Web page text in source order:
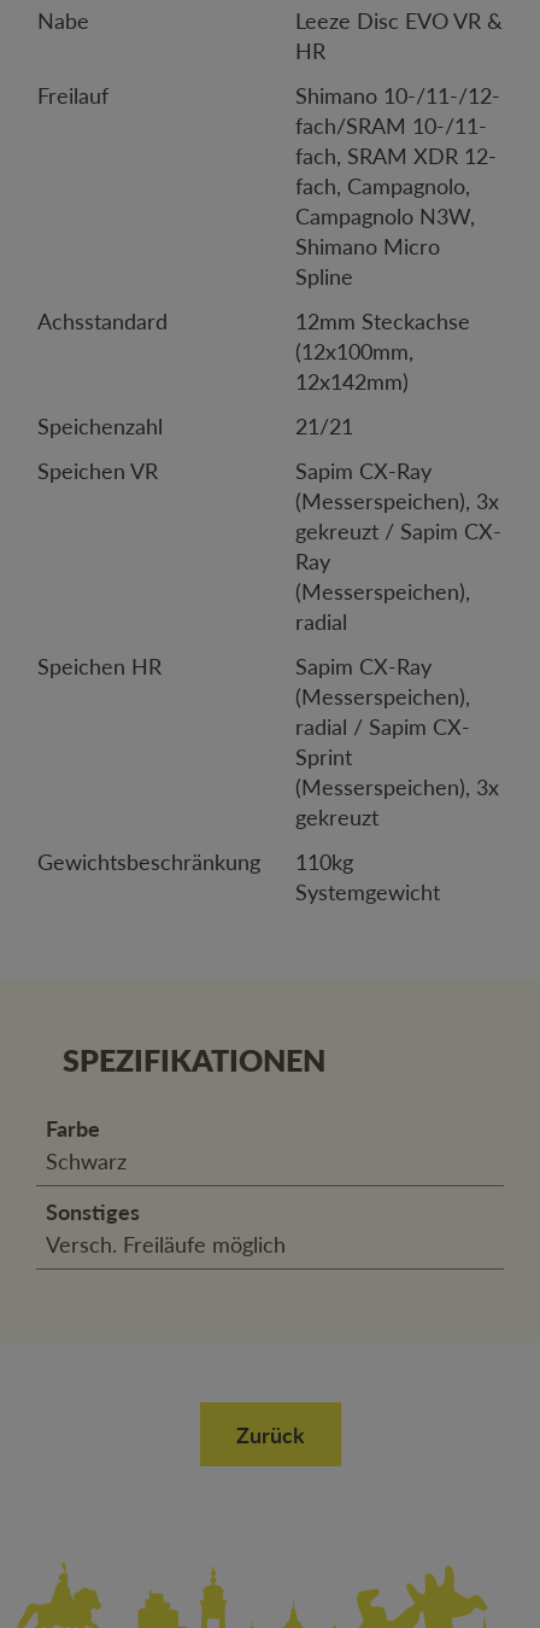
Nabe
Leeze Disc EVO VR &
HR
Freilauf
Shimano 10-/11-/12-
fach/SRAM 10-/11-
fach, SRAM XDR 12-
fach, Campagnolo,
Campagnolo N3W,
Shimano Micro
Spline
Achsstandard
12mm Steckachse
(12x100mm,
12x142mm)
Speichenzahl
21/21
Speichen VR
Sapim CX-Ray
(Messerspeichen), 3x
gekreuzt / Sapim CX-
Ray
(Messerspeichen),
radial
Speichen HR
Sapim CX-Ray
(Messerspeichen),
radial / Sapim CX-
Sprint
(Messerspeichen), 3x
gekreuzt
Gewichtsbeschränkung
110kg
Systemgewicht
SPEZIFIKATIONEN
Farbe
Schwarz
Sonstiges
Versch. Freiläufe möglich
Zurück